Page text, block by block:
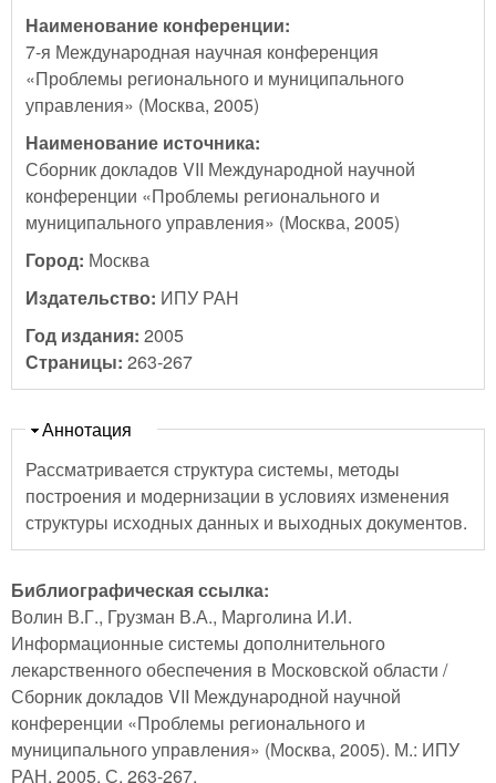
Наименование конференции:
7-я Международная научная конференция
«Проблемы регионального и муниципального
управления» (Москва, 2005)
Наименование источника:
Сборник докладов VII Международной научной
конференции «Проблемы регионального и
муниципального управления» (Москва, 2005)
Город: Москва
Издательство: ИПУ РАН
Год издания: 2005
Страницы: 263-267
Скрыть
Аннотация
Рассматривается структура системы, методы
построения и модернизации в условиях изменения
структуры исходных данных и выходных документов.
Библиографическая ссылка:
Волин В.Г., Грузман В.А., Марголина И.И.
Информационные системы дополнительного
лекарственного обеспечения в Московской области /
Сборник докладов VII Международной научной
конференции «Проблемы регионального и
муниципального управления» (Москва, 2005). М.: ИПУ
РАН, 2005. С. 263-267.